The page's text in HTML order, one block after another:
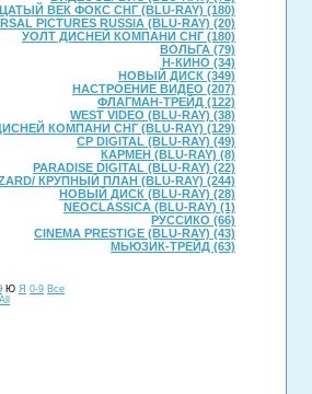
ВЕК ФОКС СНГ (BLU-RAY) (180)
PICTURES RUSSIA (BLU-RAY) (20)
УОЛТ ДИСНЕЙ КОМПАНИ СНГ (180)
ВОЛЬГА (79)
Н-КИНО (34)
НОВЫЙ ДИСК (349)
НАСТРОЕНИЕ ВИДЕО (207)
ФЛАГМАН-ТРЕЙД (122)
WEST VIDEO (BLU-RAY) (38)
КОМПАНИ СНГ (BLU-RAY) (129)
CP DIGITAL (BLU-RAY) (49)
КАРМЕН (BLU-RAY) (8)
PARADISE DIGITAL (BLU-RAY) (22)
КРУПНЫЙ ПЛАН (BLU-RAY) (244)
НОВЫЙ ДИСК (BLU-RAY) (28)
NEOCLASSICA (BLU-RAY) (1)
РУССИКО (66)
CINEMA PRESTIGE (BLU-RAY) (43)
МЬЮЗИК-ТРЕЙД (63)
Ю Я 0-9 Все
All